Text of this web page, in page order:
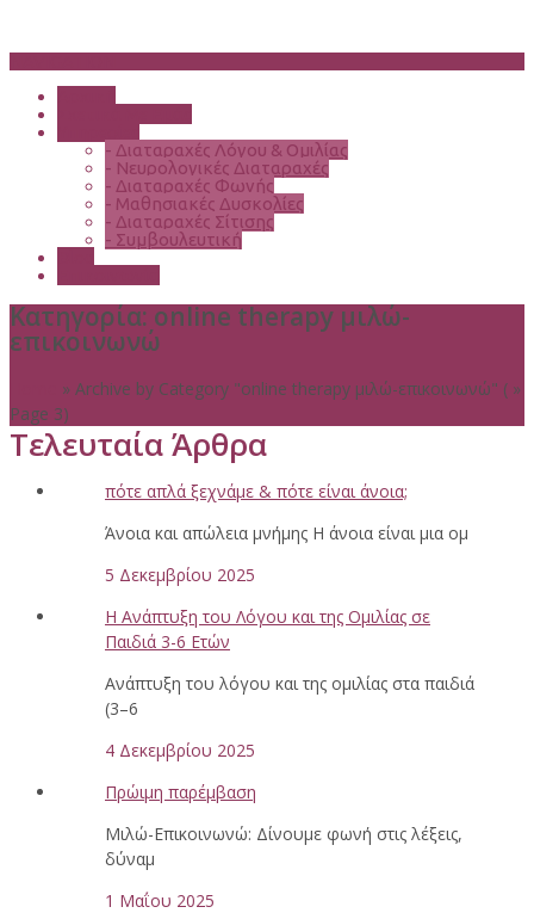
- Διαταραχές Λόγου & Ομιλίας
- Νευρολογικές Διαταραχές
- Διαταραχές Φωνής
- Μαθησιακές Δυσκολίες
- Διαταραχές Σίτισης
- Συμβουλευτική
Κατηγορία: online therapy μιλώ-
επικοινωνώ
» Archive by Category "online therapy μιλώ-επικοινωνώ" ( »
Page 3)
Τελευταία Άρθρα
πότε απλά ξεχνάμε & πότε είναι άνοια;
Άνοια και απώλεια μνήμης Η άνοια είναι μια ομ
5 Δεκεμβρίου 2025
Η Ανάπτυξη του Λόγου και της Ομιλίας σε
Παιδιά 3-6 Ετών
Ανάπτυξη του λόγου και της ομιλίας στα παιδιά
(3–6
4 Δεκεμβρίου 2025
Πρώιμη παρέμβαση
Μιλώ-Επικοινωνώ: Δίνουμε φωνή στις λέξεις,
δύναμ
1 Μαΐου 2025